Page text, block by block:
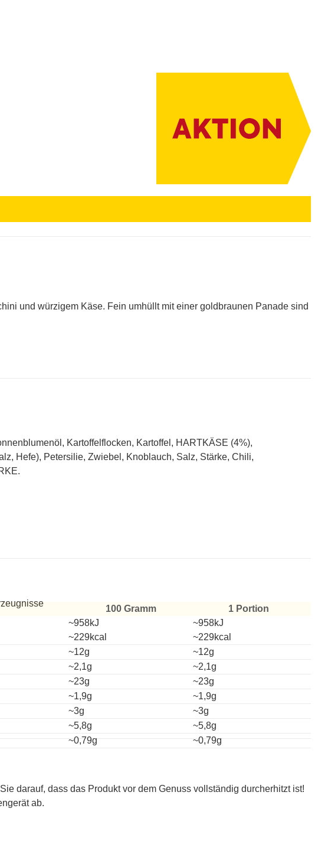
und würzigem Käse. Fein umhüllt mit einer goldbraunen Panade sind
Kartoffelflocken, Kartoffel, HARTKÄSE (4%),
Hefe), Petersilie, Zwiebel, Knoblauch, Salz, Stärke, Chili,
100 Gramm 1 Portion
~958kJ
~229kcal
~958kJ
~229kcal
~12g
~12g
~2,1g
~2,1g
~23g
~23g
~1,9g
~1,9g
~3g
~3g
~5,8g
~5,8g
~0,79g ~0,79g
darauf, dass das Produkt vor dem Genuss vollständig durcherhitzt ist!
ab.